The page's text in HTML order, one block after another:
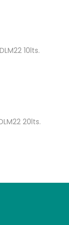
10lts.
20lts.